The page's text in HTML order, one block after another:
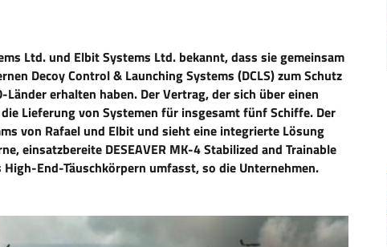
Ltd. und Elbit Systems Ltd. bekannt, dass sie gemeinsam
Decoy Control & Launching Systems (DCLS) zum Schutz
erhalten haben. Der Vertrag, der sich über einen
Lieferung von Systemen für insgesamt fünf Schiffe. Der
von Rafael und Elbit und sieht eine integrierte Lösung
einsatzbereite DESEAVER MK-4 Stabilized and Trainable
High-End-Täuschkörpern umfasst, so die Unternehmen.